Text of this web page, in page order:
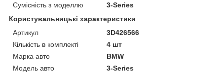
Сумісність з моделлю
3-Series
Користувальницькі характеристики
Артикул
3D426566
Кількість в комплекті
4 шт
Марка авто
BMW
Модель авто
3-Series